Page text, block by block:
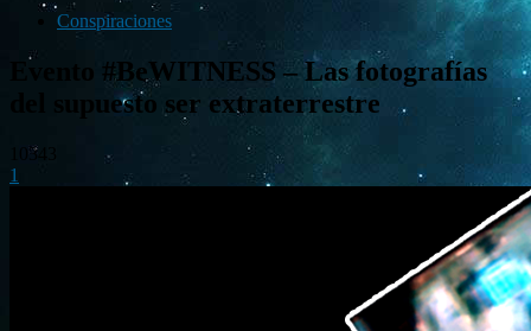
Conspiraciones
Evento #BeWITNESS – Las fotografías
del supuesto ser extraterrestre
10343
1